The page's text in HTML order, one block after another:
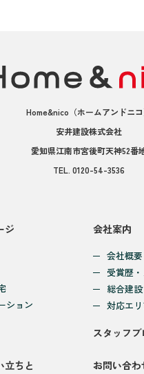
Home&nico （ホームアンドニコ
安井建設株式会社
愛知県江南市宮後町天神52番
TEL. 0120-54-3536
ジ
ション
会社案内
会社概要
受賞歴
総合建設
対応エ
立ちと
スタッフブ
お問い合わ